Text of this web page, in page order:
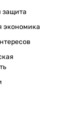
защита
экономика